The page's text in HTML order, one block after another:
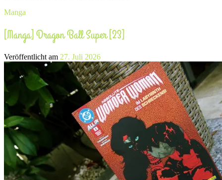
Manga
[Manga] Dragon Ball Super [23]
Veröffentlicht am 27. Juli 2026